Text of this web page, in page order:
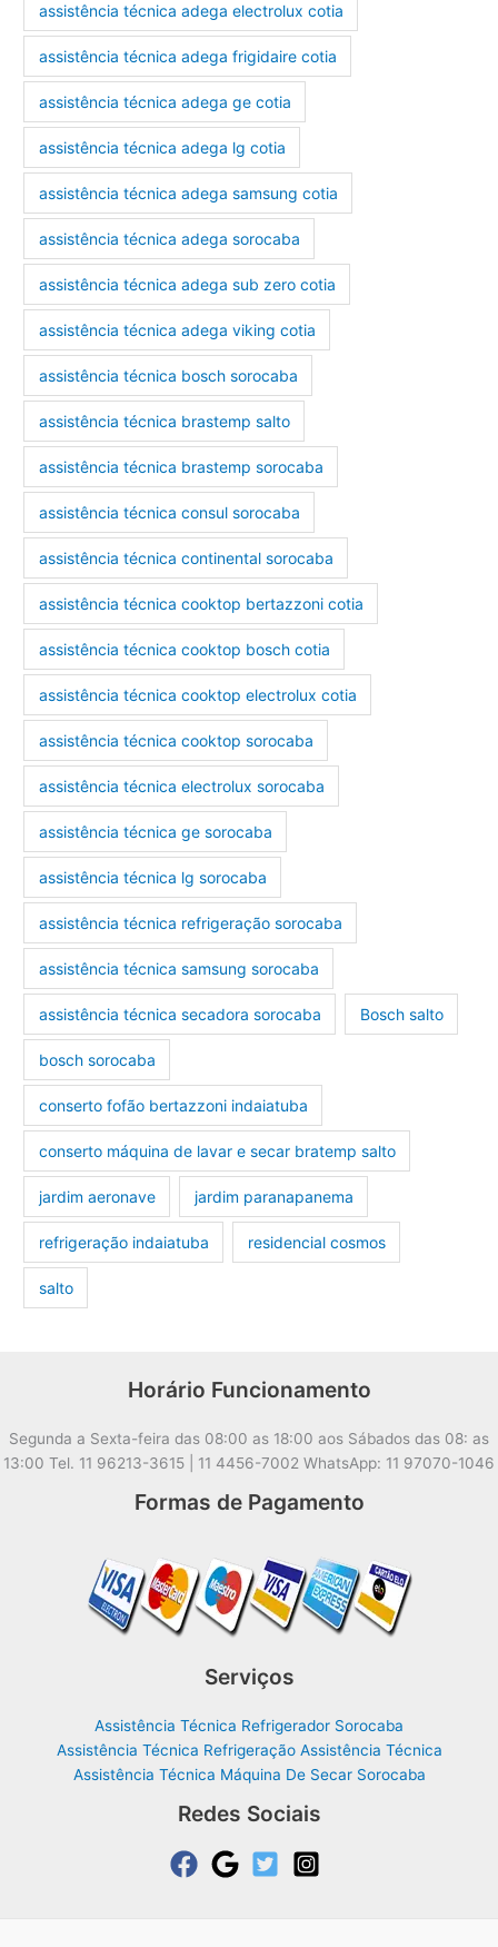
assistência técnica adega electrolux cotia
assistência técnica adega frigidaire cotia
assistência técnica adega ge cotia
assistência técnica adega lg cotia
assistência técnica adega samsung cotia
assistência técnica adega sorocaba
assistência técnica adega sub zero cotia
assistência técnica adega viking cotia
assistência técnica bosch sorocaba
assistência técnica brastemp salto
assistência técnica brastemp sorocaba
assistência técnica consul sorocaba
assistência técnica continental sorocaba
assistência técnica cooktop bertazzoni cotia
assistência técnica cooktop bosch cotia
assistência técnica cooktop electrolux cotia
assistência técnica cooktop sorocaba
assistência técnica electrolux sorocaba
assistência técnica ge sorocaba
assistência técnica lg sorocaba
assistência técnica refrigeração sorocaba
assistência técnica samsung sorocaba
assistência técnica secadora sorocaba Bosch salto
bosch sorocaba
conserto fofão bertazzoni indaiatuba
conserto máquina de lavar e secar bratemp salto
jardim aeronave jardim paranapanema
refrigeração indaiatuba residencial cosmos
salto
Horário Funcionamento
Segunda a Sexta-feira das 08:00 as 18:00 aos Sábados das 08: as
13:00 Tel. 11 96213-3615 | 11 4456-7002 WhatsApp: 11 97070-1046
Formas de Pagamento
Serviços
Assistência Técnica Refrigerador Sorocaba
Assistência Técnica Refrigeração Assistência Técnica
Assistência Técnica Máquina De Secar Sorocaba
Redes Sociais